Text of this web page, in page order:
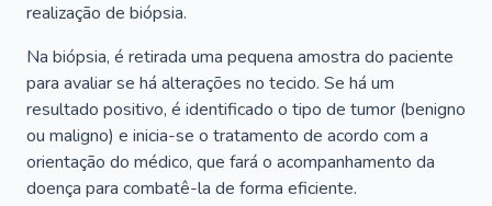
realização de biópsia.
Na biópsia, é retirada uma pequena amostra do paciente
para avaliar se há alterações no tecido. Se há um
resultado positivo, é identificado o tipo de tumor (benigno
ou maligno) e inicia-se o tratamento de acordo com a
orientação do médico, que fará o acompanhamento da
doença para combatê-la de forma eficiente.